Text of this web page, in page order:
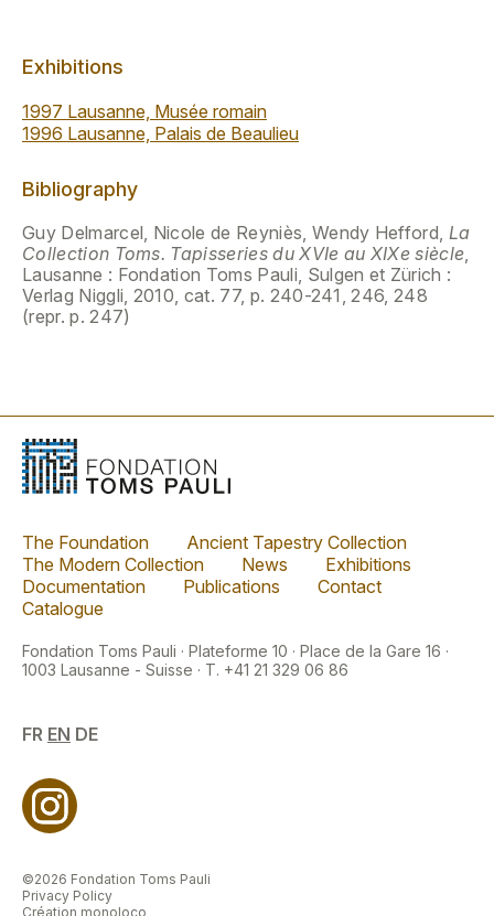
Exhibitions
1997 Lausanne, Musée romain
1996 Lausanne, Palais de Beaulieu
Bibliography
Guy Delmarcel, Nicole de Reyniès, Wendy Hefford, La
Collection Toms. Tapisseries du XVIe au XIXe siècle,
Lausanne : Fondation Toms Pauli, Sulgen et Zürich :
Verlag Niggli, 2010, cat. 77, p. 240-241, 246, 248
(repr. p. 247)
The Foundation
Ancient Tapestry Collection
The Modern Collection
News
Exhibitions
Documentation
Publications
Contact
Catalogue
Fondation Toms Pauli · Plateforme 10 · Place de la Gare 16 ·
1003 Lausanne - Suisse · T. +41 21 329 06 86
FR EN DE
©2026 Fondation Toms Pauli
Privacy Policy
Création monoloco